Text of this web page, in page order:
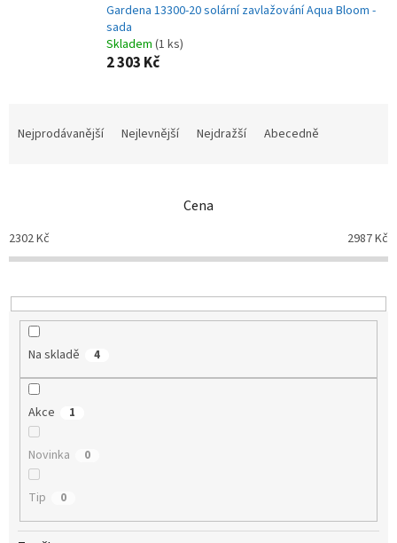
Gardena 13300-20 solární zavlažování Aqua Bloom -
sada
Skladem (1 ks)
2 303 Kč
p
r
o
u
Nejprodávanější Nejlevnější Nejdražší Abecedně
Cena
2302Kč 2987Kč
Na skladě 4
Akce 1
Novinka 0
Tip 0